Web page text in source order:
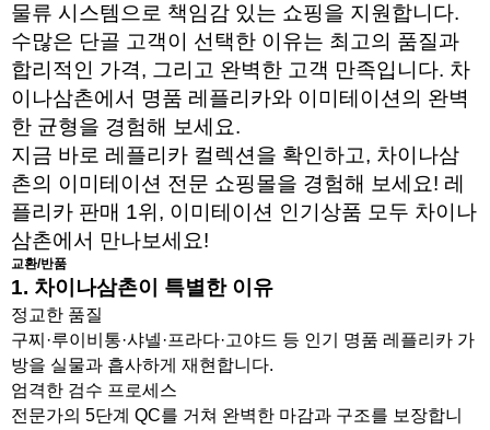
물류 시스템으로 책임감 있는 쇼핑을 지원합니다.
수많은 단골 고객이 선택한 이유는 최고의 품질과
합리적인 가격, 그리고 완벽한 고객 만족입니다. 차
이나삼촌에서 명품 레플리카와 이미테이션의 완벽
한 균형을 경험해 보세요.
지금 바로 레플리카 컬렉션을 확인하고, 차이나삼
촌의 이미테이션 전문 쇼핑몰을 경험해 보세요! 레
플리카 판매 1위, 이미테이션 인기상품 모두 차이나
삼촌에서 만나보세요!
교환/반품
1. 차이나삼촌이 특별한 이유
정교한 품질
구찌·루이비통·샤넬·프라다·고야드 등 인기 명품 레플리카 가
방을 실물과 흡사하게 재현합니다.
엄격한 검수 프로세스
전문가의 5단계 QC를 거쳐 완벽한 마감과 구조를 보장합니